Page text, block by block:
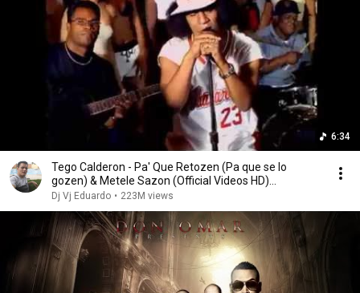
6:34
Tego Calderon - Pa' Que Retozen (Pa que se lo
gozen) & Metele Sazon (Official Videos HD)
Reggaeton
Dj Vj Eduardo • 223M views